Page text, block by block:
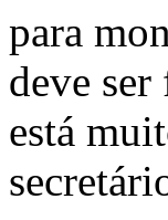
para
deve
está